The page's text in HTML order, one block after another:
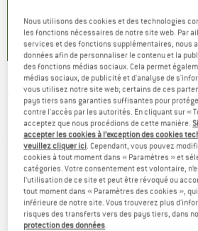
5,0(3)
GREENBOMB - Women's
Hoodie Cotton - Sweat à
(0)
Nous utilisons des cookies et des technologies
les fonctions nécessaires de notre site web. Par
services et des fonctions supplémentaires, nous
données afin de personnaliser le contenu et la
des fonctions médias sociaux. Cela permet
médias sociaux, de publicité et d'analyse de
vous utilisez notre site web; certains de ces
pays tiers sans garanties suffisantes pour
contre l'accès par les autorités. En cliquant sur «
acceptez que nous procédions de cette manière.
accepter les cookies à l’exception des cookies
veuillez cliquer ici. Cependant, vous pouvez
cookies à tout moment dans « Paramètres » et
catégories. Votre consentement est volontaire,
l’utilisation de ce site et peut être révoqué ou
tout moment dans « Paramètres des cookies »,
inférieure de notre site. Vous trouverez plus
risques des transferts vers des pays tiers, dans
protection des données.